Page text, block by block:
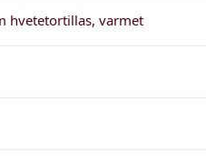
hvetetortillas, varmet